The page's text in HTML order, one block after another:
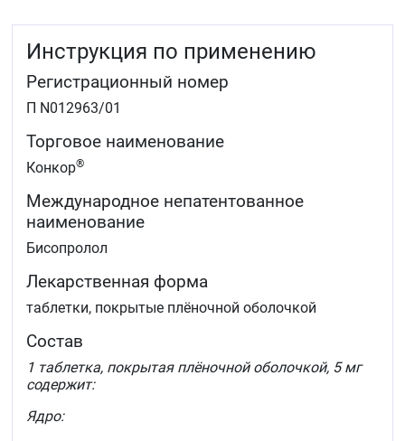
Инструкция по применению
Регистрационный номер
П N012963/01
Торговое наименование
Конкор®
Международное непатентованное
наименование
Бисопролол
Лекарственная форма
таблетки, покрытые плёночной оболочкой
Состав
1 таблетка, покрытая плёночной оболочкой, 5 мг
содержит:
Ядро: